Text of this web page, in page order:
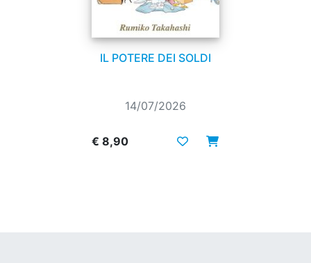
IL POTERE DEI SOLDI
14/07/2026
€ 8,90